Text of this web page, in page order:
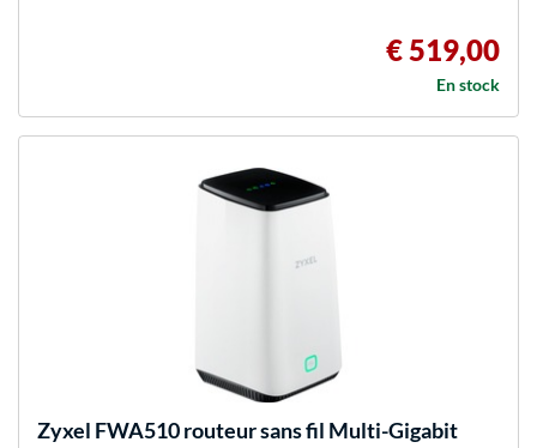
€ 519,00
En stock
Zyxel FWA510 routeur sans fil Multi-Gigabit